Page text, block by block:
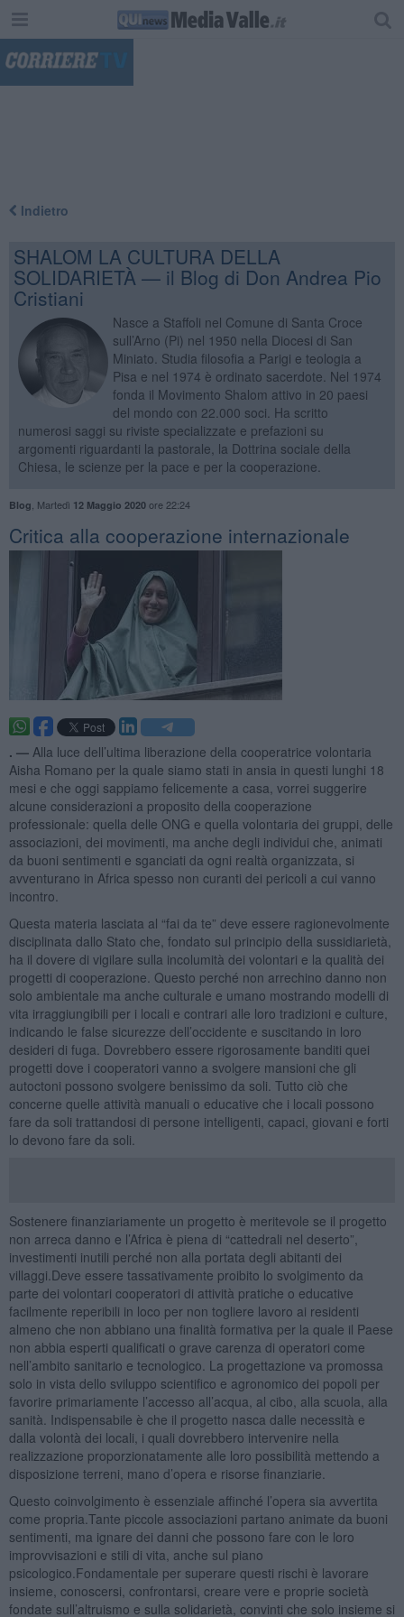
Indietro
SHALOM LA CULTURA DELLA
SOLIDARIETÀ — il Blog di Don Andrea Pio
Cristiani
Nasce a Staffoli nel Comune di Santa Croce
sull’Arno (Pi) nel 1950 nella Diocesi di San
Miniato. Studia filosofia a Parigi e teologia a
Pisa e nel 1974 è ordinato sacerdote. Nel 1974
fonda il Movimento Shalom attivo in 20 paesi
del mondo con 22.000 soci. Ha scritto
numerosi saggi su riviste specializzate e prefazioni su
argomenti riguardanti la pastorale, la Dottrina sociale della
Chiesa, le scienze per la pace e per la cooperazione.
Blog Martedì 12 Maggio 2020ore 22:24
Critica alla cooperazione internazionale
. — Alla luce dell’ultima liberazione della cooperatrice volontaria
Aisha Romano per la quale siamo stati in ansia in questi lunghi 18
mesi e che oggi sappiamo felicemente a casa, vorrei suggerire
alcune considerazioni a proposito della cooperazione
professionale: quella delle ONG e quella volontaria dei gruppi, delle
associazioni, dei movimenti, ma anche degli individui che, animati
da buoni sentimenti e sganciati da ogni realtà organizzata, si
avventurano in Africa spesso non curanti dei pericoli a cui vanno
incontro.
Questa materia lasciata al “fai da te” deve essere ragionevolmente
disciplinata dallo Stato che, fondato sul principio della sussidiarietà,
ha il dovere di vigilare sulla incolumità dei volontari e la qualità dei
progetti di cooperazione. Questo perché non arrechino danno non
solo ambientale ma anche culturale e umano mostrando modelli di
vita irraggiungibili per i locali e contrari alle loro tradizioni e culture,
indicando le false sicurezze dell’occidente e suscitando in loro
desideri di fuga. Dovrebbero essere rigorosamente banditi quei
progetti dove i cooperatori vanno a svolgere mansioni che gli
autoctoni possono svolgere benissimo da soli. Tutto ciò che
concerne quelle attività manuali o educative che i locali possono
fare da soli trattandosi di persone intelligenti, capaci, giovani e forti
lo devono fare da soli.
Sostenere finanziariamente un progetto è meritevole se il progetto
non arreca danno e l’Africa è piena di “cattedrali nel deserto”,
investimenti inutili perché non alla portata degli abitanti dei
villaggi.Deve essere tassativamente proibito lo svolgimento da
parte dei volontari cooperatori di attività pratiche o educative
facilmente reperibili in loco per non togliere lavoro ai residenti
almeno che non abbiano una finalità formativa per la quale il Paese
non abbia esperti qualificati o grave carenza di operatori come
nell’ambito sanitario e tecnologico. La progettazione va promossa
solo in vista dello sviluppo scientifico e agronomico dei popoli per
favorire primariamente l’accesso all’acqua, al cibo, alla scuola, alla
sanità. Indispensabile è che il progetto nasca dalle necessità e
dalla volontà dei locali, i quali dovrebbero intervenire nella
realizzazione proporzionatamente alle loro possibilità mettendo a
disposizione terreni, mano d’opera e risorse finanziarie.
Questo coinvolgimento è essenziale affinché l’opera sia avvertita
come propria.Tante piccole associazioni partano animate da buoni
sentimenti, ma ignare dei danni che possono fare con le loro
improvvisazioni e stili di vita, anche sul piano
psicologico.Fondamentale per superare questi rischi è lavorare
insieme, conoscersi, confrontarsi, creare vere e proprie società
fondate sull’altruismo e sulla solidarietà, convinti che solo insieme si